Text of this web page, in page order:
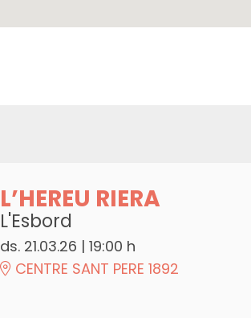
L’HEREU RIERA
L'Esbord
ds. 21.03.26 | 19:00 h
CENTRE SANT PERE 1892